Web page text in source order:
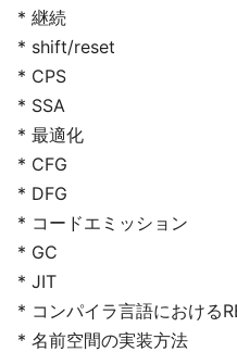
* 継続
* shift/reset
* CPS
* SSA
* 最適化
* CFG
* DFG
* コードエミッション
* GC
* JIT
* コンパイラ言語における
* 名前空間の実装方法